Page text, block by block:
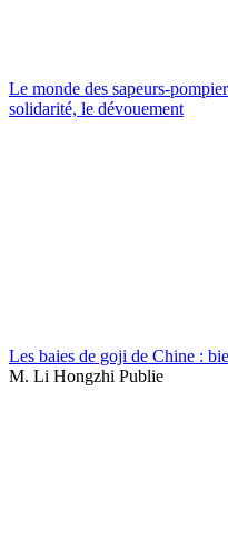
Le monde des sapeurs-
solidarité, le dévouement
Les baies de goji de Chine :
M. Li Hongzhi Publie